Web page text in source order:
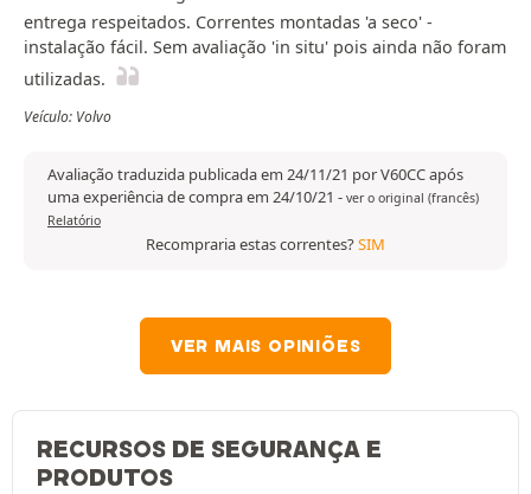
entrega respeitados. Correntes montadas 'a seco' -
instalação fácil. Sem avaliação 'in situ' pois ainda não foram
utilizadas.
Veículo: Volvo
Avaliação traduzida publicada em 24/11/21 por V60CC após
uma experiência de compra em 24/10/21 - ver o original (francês)
Relatório
Recompraria estas correntes?SIM
VER MAIS OPINIÕES
RECURSOS DE SEGURANÇA E
PRODUTOS